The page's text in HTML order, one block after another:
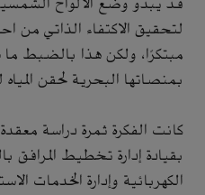
قد يبدو وضع الألواح
لتحقيق الاكتفاء الذاتي من
مبتكرًا، ولكن هذا بالضبط ما
بمنصاتها البحرية لحقن
كانت الفكرة ثمرة دراسة
بقيادة إدارة تخطيط المرافق
الكهربائية وإدارة الخدمات